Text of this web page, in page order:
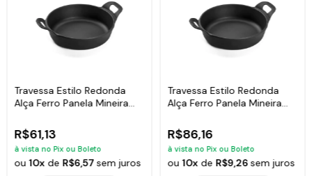
Travessa Estilo Redonda
Alça Ferro Panela Mineira
R$61,13
à vista no Pix ou Boleto
ou10x de R$6,57sem juros
Travessa Estilo Redonda
Alça Ferro Panela Mineira
R$86,16
à vista no Pix ou Boleto
ou10x de R$9,26sem juros